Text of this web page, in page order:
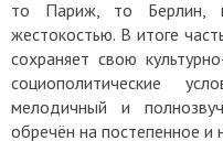
то Париж, то Берлин,
жестокостью. В итоге
сохраняет свою
социополитические
мелодичный и
обречён на постепенное